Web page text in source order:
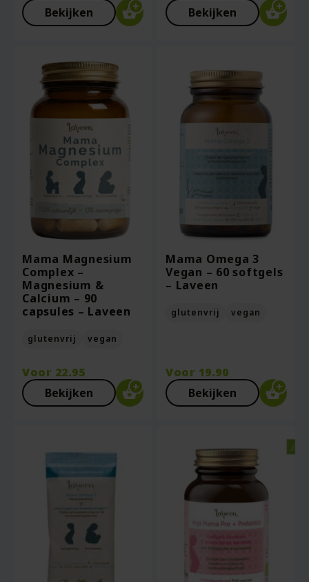
Bekijken
Bekijken
Mama Magnesium
Complex –
Magnesium &
Calcium – 90
capsules – Laveen
glutenvrij vegan
Voor 22.95
Bekijken
Mama Omega 3
Vegan – 60 softgels
– Laveen
glutenvrij vegan
Voor 19.90
Bekijken